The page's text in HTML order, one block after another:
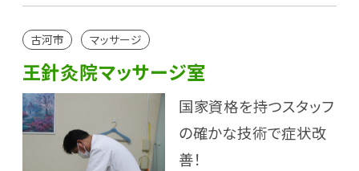
古河市 マッサージ
王針灸院マッサージ室
国家資格を持つスタッフ
の確かな技術で症状改
善！